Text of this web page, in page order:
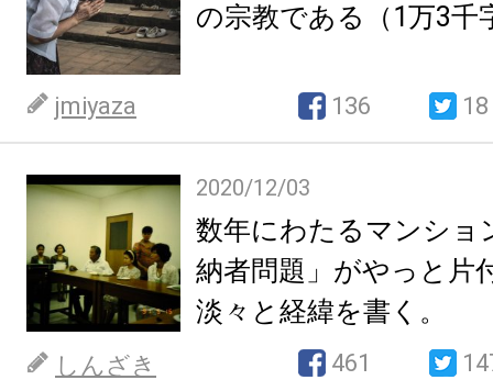
の宗教である（1万3千
jmiyaza 136 18
2020/12/03
数年にわたるマンショ
納者問題」がやっと片
淡々と経緯を書く。
しんざき 461